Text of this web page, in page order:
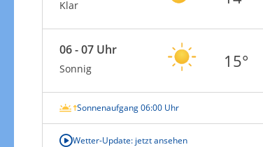
Klar
06 - 07 Uhr
Sonnig 15°
Sonnenaufgang 06:00 Uhr
Wetter-Update: jetzt ansehen